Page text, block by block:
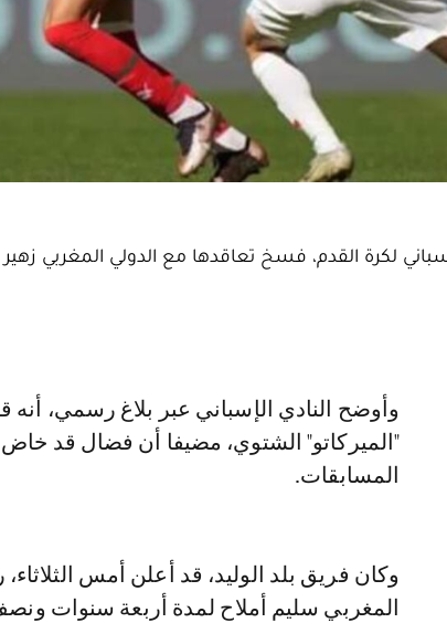
لكرة القدم، فسخ تعاقدها مع الدولي المغربي
وأوضح النادي الإسباني عبر بلاغ رسمي، أنه قرر فسخ عقد المدافع المغربي خلال
المسابقات.
وكان فريق بلد الوليد، قد أعلن أمس
المغربي سليم أملاح لمدة أربعة سنوات